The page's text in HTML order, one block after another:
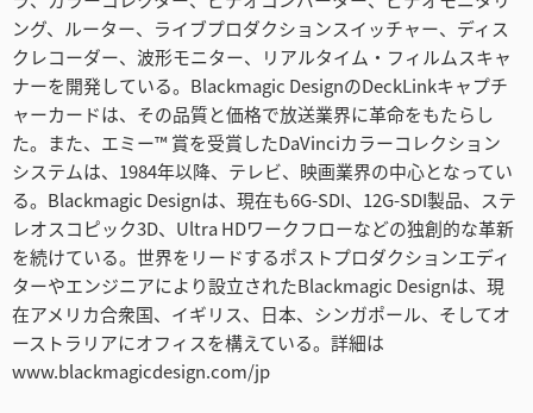
ング、ルーター、ライブプロダクションスイッチャー、ディス
クレコーダー、波形モニター、リアルタイム・フィルムスキャ
ナーを開発している。Blackmagic DesignのDeckLinkキャプチ
ャーカードは、その品質と価格で放送業界に革命をもたらし
た。また、エミー™ 賞を受賞したDaVinciカラーコレクション
システムは、1984年以降、テレビ、映画業界の中心となってい
る。Blackmagic Designは、現在も6G-SDI、12G-SDI製品、ステ
レオスコピック3D、Ultra HDワークフローなどの独創的な革新
を続けている。世界をリードするポストプロダクションエディ
ターやエンジニアにより設立されたBlackmagic Designは、現
在アメリカ合衆国、イギリス、日本、シンガポール、そしてオ
ーストラリアにオフィスを構えている。詳細は
www.blackmagicdesign.com/jp